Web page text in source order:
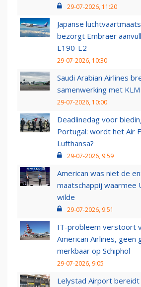
29-07-2026, 11:20
Japanse
bezorgt Embraer
E190-E2
29-07-2026, 10:30
Saudi Arabian Airlines
samenwerking met
29-07-2026, 10:00
Deadlinedag voor
Portugal: wordt het Air
Lufthansa?
29-07-2026, 9:59
American was niet de
maatschappij waarmee
wilde
29-07-2026, 9:51
IT-probleem verstoort
American Airlines, geen
merkbaar op Schiphol
29-07-2026, 9:05
Lelystad Airport bereidt